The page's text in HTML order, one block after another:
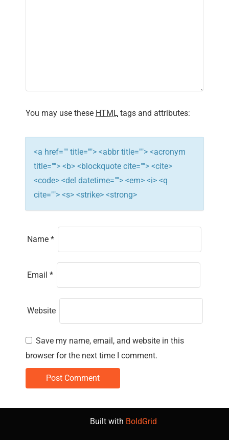
i
o
n
You may use these HTML tags and attributes:
<a href="" title=""> <abbr title=""> <acronym
title=""> <b> <blockquote cite=""> <cite>
<code> <del datetime=""> <em> <i> <q
cite=""> <s> <strike> <strong>
Name *
Email *
Website
Save my name, email, and website in this
browser for the next time I comment.
Built with BoldGrid